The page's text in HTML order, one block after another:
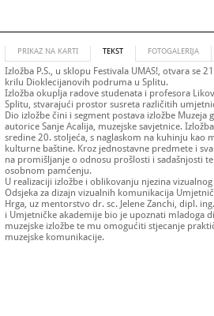
PRIKAZ NA KARTI TEKST FOTOGALERIJA
Izložba P.S., u sklopu Festivala UMAS!, otvara se
krilu Dioklecijanovih podruma u Splitu.
Izložba okuplja radove studenata i profesora
Splitu, stvarajući prostor susreta različitih
Dio izložbe čini i segment postava izložbe Muzeja
autorice Sanje Acalija, muzejske savjetnice.
sredine 20. stoljeća, s naglaskom na kuhinju kao
kulturne baštine. Kroz jednostavne predmete i
na promišljanje o odnosu prošlosti i sadašnjosti
osobnom pamćenju.
U realizaciji izložbe i oblikovanju njezina
Odsjeka za dizajn vizualnih komunikacija
Hrga, uz mentorstvo dr. sc. Jelene Zanchi, dipl.
i Umjetničke akademije bio je upoznati mladoga
muzejske izložbe te mu omogućiti stjecanje
muzejske komunikacije.